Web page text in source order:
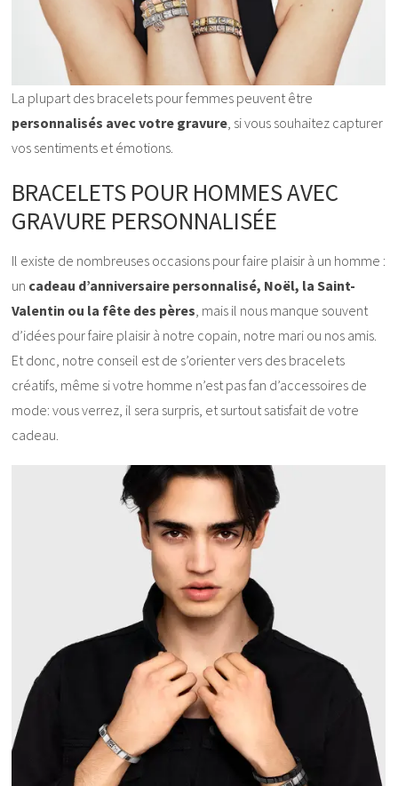
La plupart des bracelets pour femmes peuvent être
personnalisés avec votre gravure, si vous souhaitez capturer
vos sentiments et émotions.
BRACELETS POUR HOMMES AVEC
GRAVURE PERSONNALISÉE
Il existe de nombreuses occasions pour faire plaisir à un homme :
un cadeau d’anniversaire personnalisé, Noël, la Saint-
Valentin ou la fête des pères, mais il nous manque souvent
d’idées pour faire plaisir à notre copain, notre mari ou nos amis.
Et donc, notre conseil est de s’orienter vers des bracelets
créatifs, même si votre homme n’est pas fan d’accessoires de
mode: vous verrez, il sera surpris, et surtout satisfait de votre
cadeau.